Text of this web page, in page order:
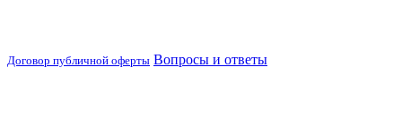
Договор публичной оферты Вопросы и ответы